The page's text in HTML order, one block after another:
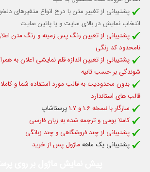
پشتیبانی از تغییر متن با درج انواع متغیرهای
انتخاب نمایش در بالای سایت و یا پائین سایت
پشتیبانی از تعیین رنگ پس زمینه و رنگ متن
نامحدود کد رنگی
پشتیبانی از تعیین اندازه قلم نمایشی اعلان به
شوندگی بر حسب ثانیه
بدون محدودیت به قالب مورد استفاده شما و
قالب های استاندارد
سازگار با نسخه 1.6 و 1.7
پرستاشاپ
کاملا بومی و ترجمه شده به زبان فارسی
پشتیبانی از چند فروشگاهی و چند زبانگی
پشتیبانی یک ماههماژول پس از خرید